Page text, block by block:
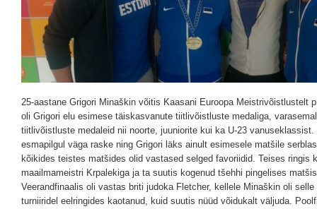
25-aastane Grigori Minaškin võitis Kaasani Euroopa Meistrivõistlustelt
oli Grigori elu esimese täiskasvanute tiitlivõistluste medaliga,
tiitlivõistluste medaleid nii noorte, juuniorite kui ka U-23 vanuseklassist.
esmapilgul väga raske ning Grigori läks ainult esimesele matšile
kõikides teistes matšides olid vastased selged favoriidid. Teises ringis
maailmameistri Krpalekiga ja ta suutis kogenud tšehhi pingelises
Veerandfinaalis oli vastas briti judoka Fletcher, kellele Minaškin oli
turniiridel eelringides kaotanud, kuid suutis nüüd võidukalt väljuda.